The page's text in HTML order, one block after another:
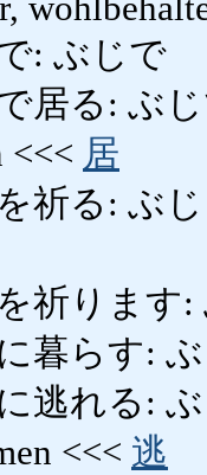
: ぶじで
居る: ぶじ
<<< 居
祈る: ぶじ
祈ります:
暮らす:
逃れる:
<<< 逃